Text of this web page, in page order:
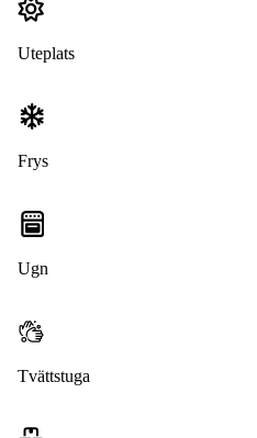
Uteplats
Frys
Ugn
Tvättstuga